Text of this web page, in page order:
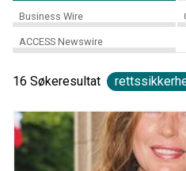
Business Wire
ACCESS Newswire
16 Søkeresultat